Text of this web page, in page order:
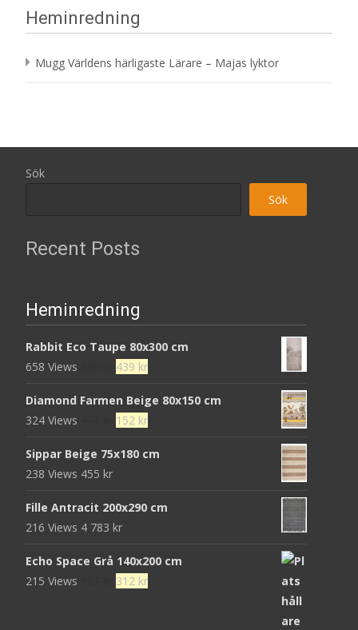
Heminredning
Mugg Världens härligaste Lärare – Majas lyktor
Sök
Sök
Recent Posts
Heminredning
Rabbit Eco Taupe 80x300 cm
658 Views
Det
priset
var:
439 krDet
priset
är:
Diamond Farmen Beige 80x150 cm
324 Views
Det
priset
152 krDet
priset
Sippar Beige 75x180 cm
238 Views 455 kr
Fille Antracit 200x290 cm
216 Views 4 783 kr
Echo Space Grå 140x200 cm
215 Views
Det
312 krDet